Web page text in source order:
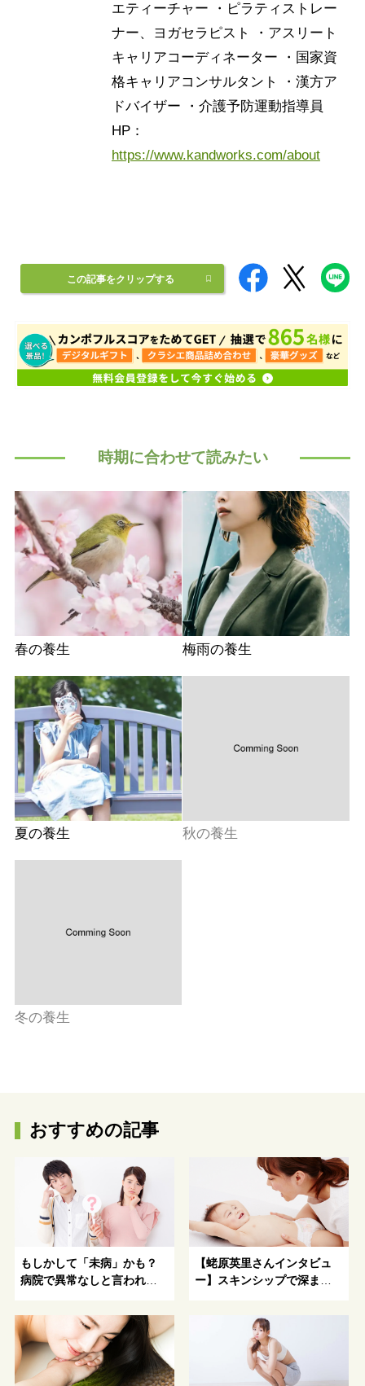
エティーチャー ・ピラティストレー
ナー、ヨガセラピスト ・アスリート
キャリアコーディネーター ・国家資
格キャリアコンサルタント ・漢方ア
ドバイザー ・介護予防運動指導員
HP：
https://www.kandworks.com/about
この記事をクリップする
時期に合わせて読みたい
春の養生 梅雨の養生
夏の養生 秋の養生
冬の養生
おすすめの記事
もしかして「未病」かも？
病院で異常なしと言われた
てみませんか？
【蛯原英里さんインタビュ
ー】スキンシップで深まる